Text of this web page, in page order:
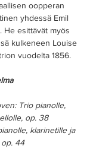
oopperan
yhdessä Emil
He esittävät myös
kulkeneen Louise
vuodelta 1856.
Trio pianolle,
op. 38
klarinetille ja
44